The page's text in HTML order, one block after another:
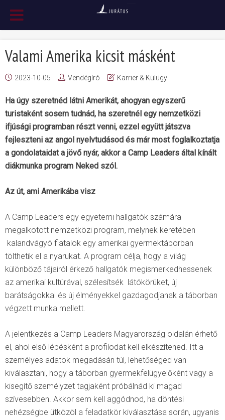
Valami Amerika kicsit másként
2023-10-05 Vendégíró Karrier & Külügy
Ha úgy szeretnéd látni Amerikát, ahogyan egyszerű
turistaként sosem tudnád, ha szeretnél egy nemzetközi
ifjúsági programban részt venni, ezzel együtt játszva
fejleszteni az angol nyelvtudásod és már most foglalkoztatja
a gondolataidat a jövő nyár, akkor a Camp Leaders által kínált
diákmunka program Neked szól.
Az út, ami Amerikába visz
A Camp Leaders egy egyetemi hallgatók számára
megalkotott nemzetközi program, melynek keretében
kalandvágyó fiatalok egy amerikai gyermektáborban
tölthetik el a nyarukat. A program célja, hogy a világ
különböző tájairól érkező hallgatók megismerkedhessenek
az amerikai kultúrával, szélesítsék látókörüket, új
barátságokkal és új élményekkel gazdagodjanak a táborban
végzett munka mellett.
A jelentkezés a Camp Leaders Magyarország oldalán érhető
el, ahol első lépésként a profilodat kell elkészítened. Itt a
személyes adatok megadásán túl, lehetőséged van
kiválasztani, hogy a táborban gyermekfelügyelőként vagy a
kisegítő személyzet tagjaként próbálnád ki magad
szívesebben. Akkor sem kell aggódnod, ha döntési
nehézségbe ütközöl a feladatkör kiválasztása során, ugyanis